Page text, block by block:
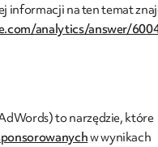
informacji na ten temat
analytics/answer/
to narzędzie, które
w wynikach